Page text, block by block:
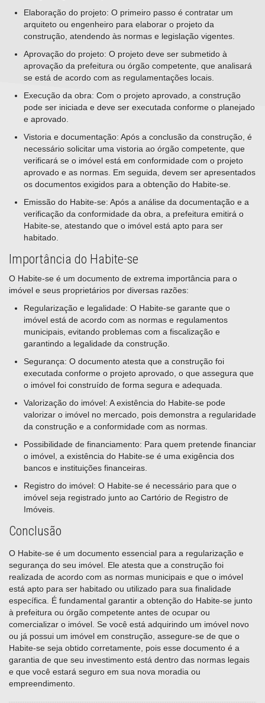
Elaboração do projeto: O primeiro passo é contratar um
arquiteto ou engenheiro para elaborar o projeto da
construção, atendendo às normas e legislação vigentes.
Aprovação do projeto: O projeto deve ser submetido à
aprovação da prefeitura ou órgão competente, que analisará
se está de acordo com as regulamentações locais.
Execução da obra: Com o projeto aprovado, a construção
pode ser iniciada e deve ser executada conforme o planejado
e aprovado.
Vistoria e documentação: Após a conclusão da construção, é
necessário solicitar uma vistoria ao órgão competente, que
verificará se o imóvel está em conformidade com o projeto
aprovado e as normas. Em seguida, devem ser apresentados
os documentos exigidos para a obtenção do Habite-se.
Emissão do Habite-se: Após a análise da documentação e a
verificação da conformidade da obra, a prefeitura emitirá o
Habite-se, atestando que o imóvel está apto para ser
habitado.
Importância do Habite-se
O Habite-se é um documento de extrema importância para o
imóvel e seus proprietários por diversas razões:
Regularização e legalidade: O Habite-se garante que o
imóvel está de acordo com as normas e regulamentos
municipais, evitando problemas com a fiscalização e
garantindo a legalidade da construção.
Segurança: O documento atesta que a construção foi
executada conforme o projeto aprovado, o que assegura que
o imóvel foi construído de forma segura e adequada.
Valorização do imóvel: A existência do Habite-se pode
valorizar o imóvel no mercado, pois demonstra a regularidade
da construção e a conformidade com as normas.
Possibilidade de financiamento: Para quem pretende financiar
o imóvel, a existência do Habite-se é uma exigência dos
bancos e instituições financeiras.
Registro do imóvel: O Habite-se é necessário para que o
imóvel seja registrado junto ao Cartório de Registro de
Imóveis.
Conclusão
O Habite-se é um documento essencial para a regularização e
segurança do seu imóvel. Ele atesta que a construção foi
realizada de acordo com as normas municipais e que o imóvel
está apto para ser habitado ou utilizado para sua finalidade
específica. É fundamental garantir a obtenção do Habite-se junto
à prefeitura ou órgão competente antes de ocupar ou
comercializar o imóvel. Se você está adquirindo um imóvel novo
ou já possui um imóvel em construção, assegure-se de que o
Habite-se seja obtido corretamente, pois esse documento é a
garantia de que seu investimento está dentro das normas legais
e que você estará seguro em sua nova moradia ou
empreendimento.